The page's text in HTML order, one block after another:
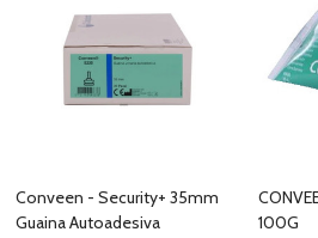
Conveen - Security+ 35mm
Guaina Autoadesiva
100G